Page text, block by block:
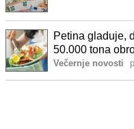
Petina gladuje,
50.000 tona
Večernje novosti